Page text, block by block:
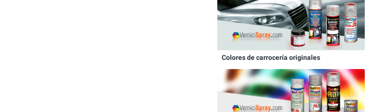
Colores de carrocería originales